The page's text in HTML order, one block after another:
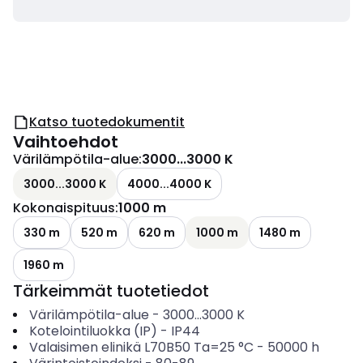
Katso tuotedokumentit
Vaihtoehdot
Värilämpötila-alue:3000...3000 K
3000...3000 K 4000...4000 K
Kokonaispituus:1000 m
330 m 520 m 620 m 1000 m
1480 m
1960 m
Tärkeimmät tuotetiedot
Värilämpötila-alue - 3000...3000 K
Kotelointiluokka (IP) - IP44
Valaisimen elinikä L70B50 Ta=25 °C - 50000 h